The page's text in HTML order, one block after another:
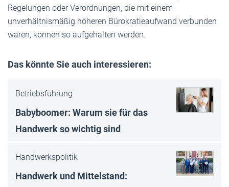
Regelungen oder Verordnungen, die mit einem
unverhältnismäßig höheren Bürokratieaufwand verbunden
wären, können so aufgehalten werden.
Das könnte Sie auch interessieren:
Betriebsführung
Babyboomer: Warum sie für das
Handwerk so wichtig sind
Handwerkspolitik
Handwerk und Mittelstand: